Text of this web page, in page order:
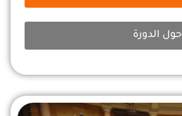
حول الدورة